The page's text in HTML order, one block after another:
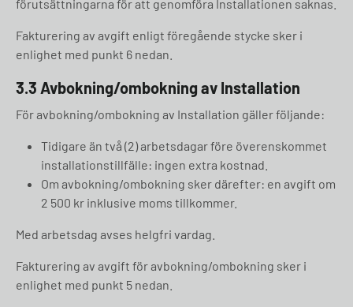
förutsättningarna för att genomföra Installationen saknas.
Fakturering av avgift enligt föregående stycke sker i
enlighet med punkt 6 nedan.
3.3 Avbokning/ombokning av Installation
För avbokning/ombokning av Installation gäller följande:
Tidigare än två (2) arbetsdagar före överenskommet
installationstillfälle: ingen extra kostnad.
Om avbokning/ombokning sker därefter: en avgift om
2 500 kr inklusive moms tillkommer.
Med arbetsdag avses helgfri vardag.
Fakturering av avgift för avbokning/ombokning sker i
enlighet med punkt 5 nedan.